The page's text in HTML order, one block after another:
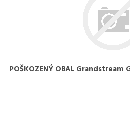
POŠKOZENÝ OBAL Grandstream